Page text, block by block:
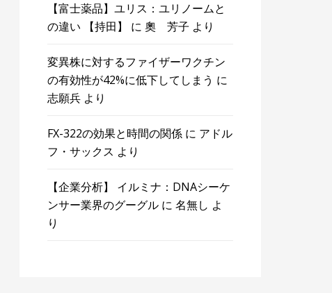
【富士薬品】ユリス：ユリノームと
の違い 【持田】
に奧 芳子 より
変異株に対するファイザーワクチン
の有効性が42%に低下してしまう に
志願兵 より
FX-322の効果と時間の関係 に アドル
フ・サックス より
【企業分析】 イルミナ：DNAシーケ
ンサー業界のグーグル に名無し よ
り